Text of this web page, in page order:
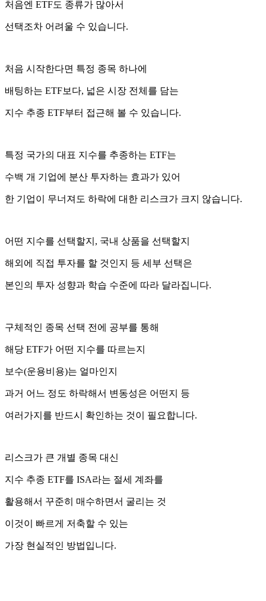
처음엔 ETF도 종류가 많아서
선택조차 어려울 수 있습니다.
처음 시작한다면 특정 종목 하나에
배팅하는 ETF보다, 넓은 시장 전체를 담는
지수 추종 ETF부터 접근해 볼 수 있습니다.
특정 국가의 대표 지수를 추종하는 ETF는
수백 개 기업에 분산 투자하는 효과가 있어
한 기업이 무너져도 하락에 대한 리스크가 크지 않습니다.
어떤 지수를 선택할지, 국내 상품을 선택할지
해외에 직접 투자를 할 것인지 등 세부 선택은
본인의 투자 성향과 학습 수준에 따라 달라집니다.
구체적인 종목 선택 전에 공부를 통해
해당 ETF가 어떤 지수를 따르는지
보수(운용비용)는 얼마인지
과거 어느 정도 하락해서 변동성은 어떤지 등
여러가지를 반드시 확인하는 것이 필요합니다.
리스크가 큰 개별 종목 대신
지수 추종 ETF를 ISA라는 절세 계좌를
활용해서 꾸준히 매수하면서 굴리는 것
이것이 빠르게 저축할 수 있는
가장 현실적인 방법입니다.